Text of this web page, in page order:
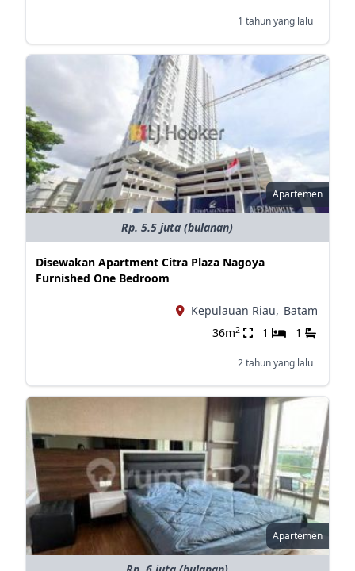
1 tahun yang lalu
Apartemen
Rp. 5.5 juta (bulanan)
Disewakan Apartment Citra Plaza Nagoya
Furnished One Bedroom
Kepulauan Riau, Batam
36m2 1 1
2 tahun yang lalu
Apartemen